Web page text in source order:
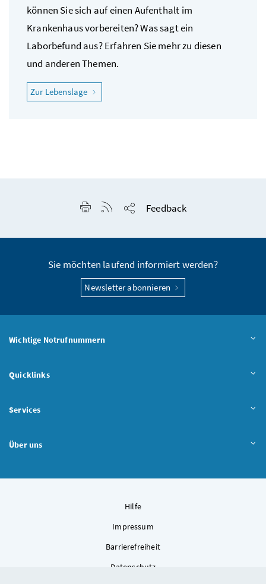
können Sie sich auf einen Aufenthalt im
Krankenhaus vorbereiten? Was sagt ein
Laborbefund aus? Erfahren Sie mehr zu diesen
und anderen Themen.
Zur Lebenslage "Ich fühle mich krank"
Seite drucken
RSS-Feed anzeigen
Feedback
Sie möchten laufend informiert werden?
Newsletter abonnieren
Wichtige Notrufnummern
Quicklinks
Services
Über uns
Hilfe
Impressum
Barrierefreiheit
Datenschutz